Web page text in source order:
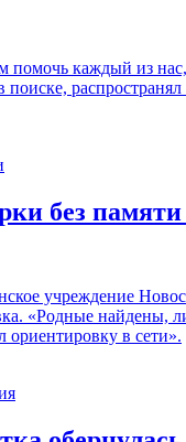
помочь каждый из
без
учреждение
«Родные найдены,
ориентировку в сети».